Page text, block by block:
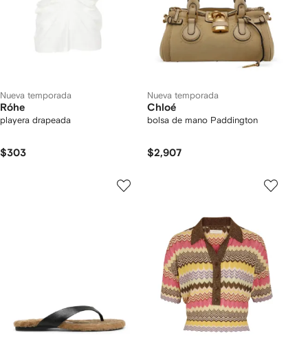
Nueva temporada
Róhe
playera drapeada
$303
Nueva temporada
Chloé
bolsa de mano Paddington
$2,907